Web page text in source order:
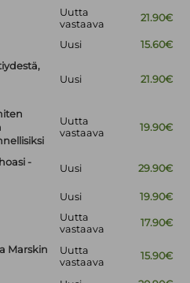
Uutta
vastaava
21.90€
Uusi
15.60€
Uusi 21.90€
Uutta
vastaava
19.90€
-
Uusi 29.90€
Uusi 19.90€
Uutta
vastaava
17.90€
Marskin
Uutta
vastaava
15.90€